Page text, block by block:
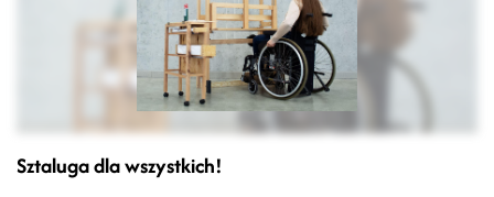
Sztaluga dla wszystkich!